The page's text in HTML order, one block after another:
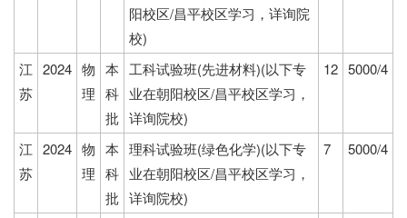
阳校区/昌平校区学习，详询院
校)
江
苏
2024 物
理
本
科
批
工科试验班(先进材料)(以下专
业在朝阳校区/昌平校区学习，
详询院校)
12 5000/4
江
苏
2024 物
理
本
科
批
理科试验班(绿色化学)(以下专
业在朝阳校区/昌平校区学习，
详询院校)
7 5000/4